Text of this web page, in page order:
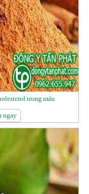
trong máu
ngay